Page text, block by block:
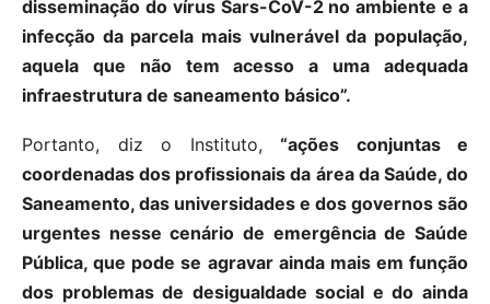
disseminação do vírus Sars-CoV-2 no ambiente e a
infecção da parcela mais vulnerável da população,
aquela que não tem acesso a uma adequada
infraestrutura de saneamento básico”.
Portanto, diz o Instituto, “ações conjuntas e
coordenadas dos profissionais da área da Saúde, do
Saneamento, das universidades e dos governos são
urgentes nesse cenário de emergência de Saúde
Pública, que pode se agravar ainda mais em função
dos problemas de desigualdade social e do ainda